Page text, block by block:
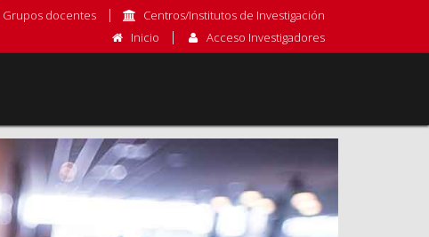
Grupos docentes
Centros/Institutos de Investigación
Inicio
Acceso Investigadores